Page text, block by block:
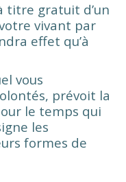
titre gratuit d’un
vivant par
effet qu’à
vous
prévoit la
le temps qui
les
formes de